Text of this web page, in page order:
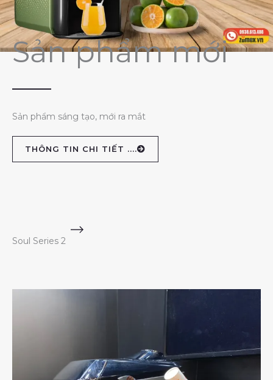
Sản phẩm mới
Sản phẩm sáng tạo, mới ra mắt
THÔNG TIN CHI TIẾT ....
Soul Series 2